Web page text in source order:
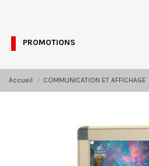
PROMOTIONS
Accueil COMMUNICATION ET AFFICHAGE